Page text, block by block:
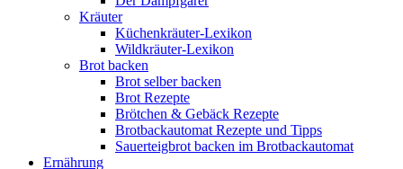
Kräuter
Küchenkräuter-Lexikon
Wildkräuter-Lexikon
Brot backen
Brot selber backen
Brot Rezepte
Brötchen & Gebäck Rezepte
Brotbackautomat Rezepte und Tipps
Sauerteigbrot backen im Brotbackautomat
Ernährung